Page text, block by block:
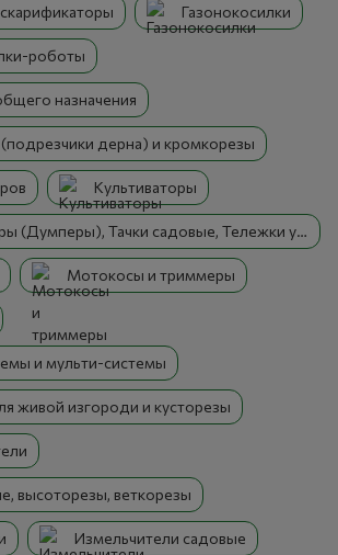
Газонокосилки
роботы
назначения
дерна) и кромкорезы
Культиваторы
Транспортеры (Думперы), Тачки садовые, Тележки универсальные
Мотокосы и триммеры
и мульти-системы
живой изгороди и кусторезы
высоторезы, веткорезы
Измельчители садовые